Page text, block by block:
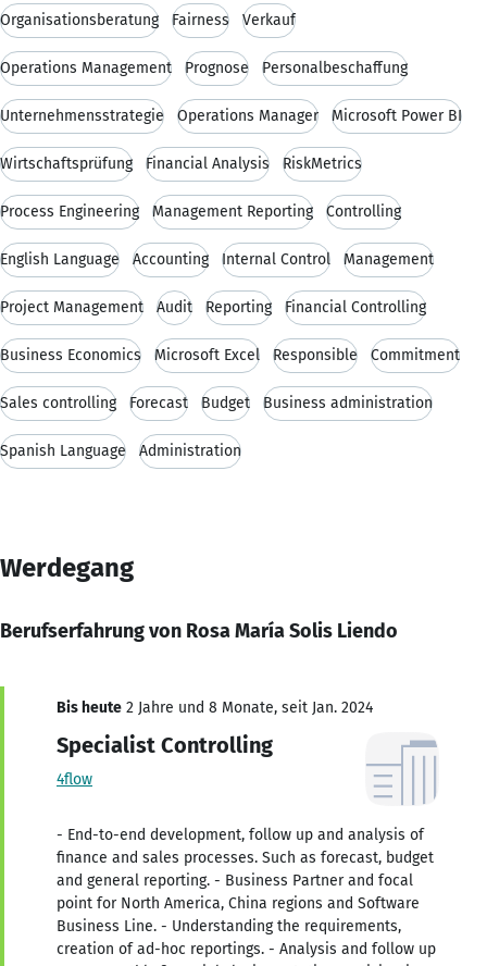
Organisationsberatung Fairness Verkauf
Operations Management Prognose Personalbeschaffung
Unternehmensstrategie Operations Manager Microsoft Power BI
Wirtschaftsprüfung Financial Analysis RiskMetrics
Process Engineering Management Reporting Controlling
English Language Accounting Internal Control Management
Project Management Audit Reporting Financial Controlling
Business Economics Microsoft Excel Responsible Commitment
Sales controlling Forecast Budget Business administration
Spanish Language Administration
Werdegang
Berufserfahrung von Rosa María Solis Liendo
Bis heute 2 Jahre und 8 Monate, seit Jan. 2024
Specialist Controlling
4flow
- End-to-end development, follow up and analysis of
finance and sales processes. Such as forecast, budget
and general reporting. - Business Partner and focal
point for North America, China regions and Software
Business Line. - Understanding the requirements,
creation of ad-hoc reportings. - Analysis and follow up